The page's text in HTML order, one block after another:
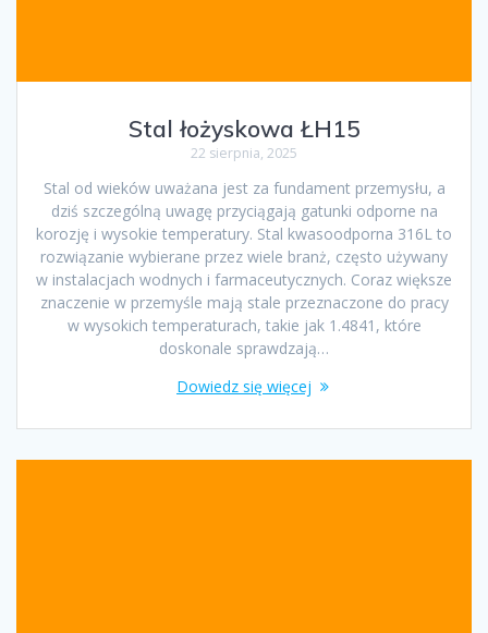
Stal łożyskowa ŁH15
22 sierpnia, 2025
Stal od wieków uważana jest za fundament przemysłu, a
dziś szczególną uwagę przyciągają gatunki odporne na
korozję i wysokie temperatury. Stal kwasoodporna 316L to
rozwiązanie wybierane przez wiele branż, często używany
w instalacjach wodnych i farmaceutycznych. Coraz większe
znaczenie w przemyśle mają stale przeznaczone do pracy
w wysokich temperaturach, takie jak 1.4841, które
doskonale sprawdzają…
Dowiedz się więcej